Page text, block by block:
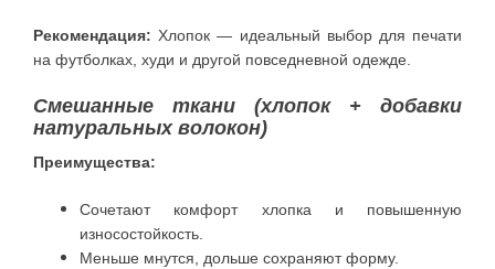
Рекомендация: Хлопок — идеальный выбор для печати
на футболках, худи и другой повседневной одежде.
Смешанные ткани (хлопок + добавки
натуральных волокон)
Преимущества:
Сочетают комфорт хлопка и повышенную
износостойкость.
Меньше мнутся, дольше сохраняют форму.